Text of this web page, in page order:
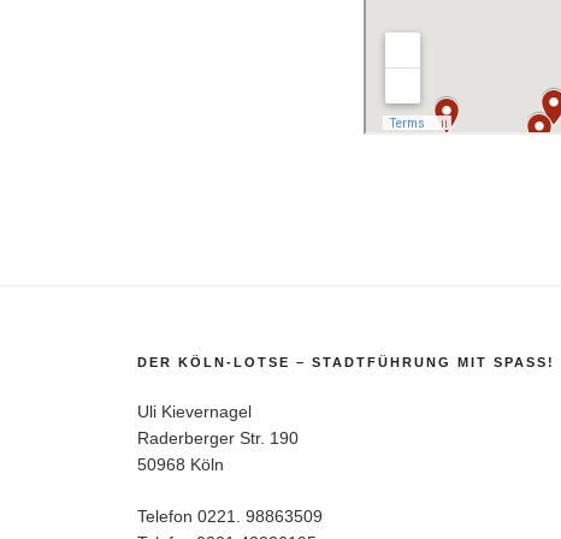
DER KÖLN-LOTSE – STADTFÜHRUNG MIT SPASS!
Uli Kievernagel
Raderberger Str. 190
50968 Köln
Telefon 0221. 98863509